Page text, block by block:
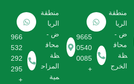
منطقة
الريا
ض -
محاف
ظة
الخرج
9665
0540
0085
+
منطقة
الريا
ض -
محاف
ظة
المزاح
مية
966
532
292
295
+